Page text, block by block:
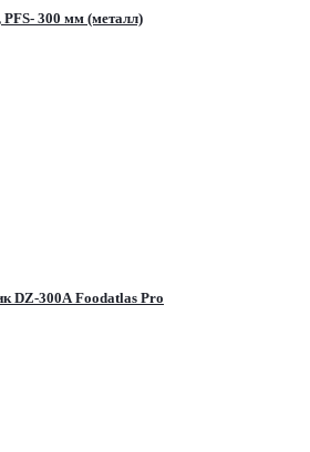
300 мм (металл)
DZ-300A Foodatlas Pro